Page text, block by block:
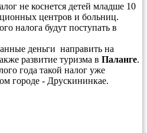
не коснется детей младше 10
центров и больниц.
налога будут поступать в
деньги направить на
развитие туризма в Паланге.
года такой налог уже
городе - Друскининкае.